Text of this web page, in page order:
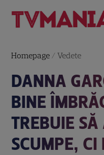
Homepage /Vedete
DANNA
BINE
TREBUIE
SCUMPE, CI